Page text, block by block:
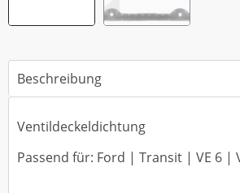
Beschreibung
Ventildeckeldichtung
Passend für: Ford | Transit | VE 6 |